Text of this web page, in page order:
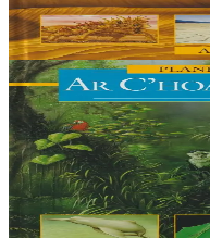
populations qui vivent dans
En stock9,00 €
6 ans et plus
An Here
Las selvas
Ce livre décrit le rôle de
équatoriales. Il étudie aussi
qui s'y battent pour